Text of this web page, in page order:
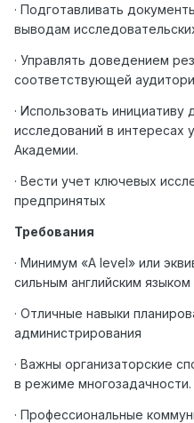
· Подготавливать
выводам
· Управлять доведением
соответствующей
· Использовать
исследований в интересах
Академии.
· Вести учет ключевых
предпринятых
Требования
· Минимум «A level» или
сильным английским
· Отличные навыки
администрирования
· Важны организаторские
в режиме многозадачности.
· Профессиональные